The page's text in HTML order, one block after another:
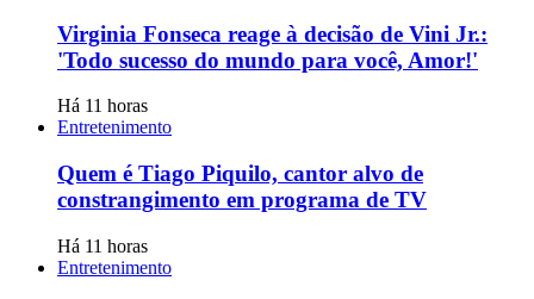
Virginia Fonseca reage à decisão de Vini Jr.:
'Todo sucesso do mundo para você, Amor!'
Há 11 horas
Entretenimento
Quem é Tiago Piquilo, cantor alvo de
constrangimento em programa de TV
Há 11 horas
Entretenimento